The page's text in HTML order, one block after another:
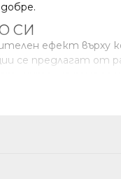
СИ
ефект върху
се предлагат от